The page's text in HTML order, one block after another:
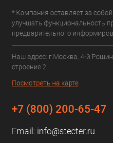
* Компания оставляет за
улучшать функциональность
предварительного
Наш адрес: г.Москва, 4-й
строение 2.
Посмотреть на карте
+7 (800) 200-65-47
Email: info@stecter.ru